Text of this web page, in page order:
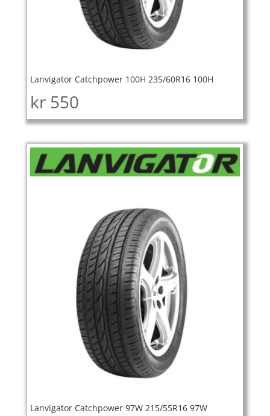
Lanvigator Catchpower 100H 235/60R16 100H
kr 550
Lanvigator Catchpower 97W 215/55R16 97W